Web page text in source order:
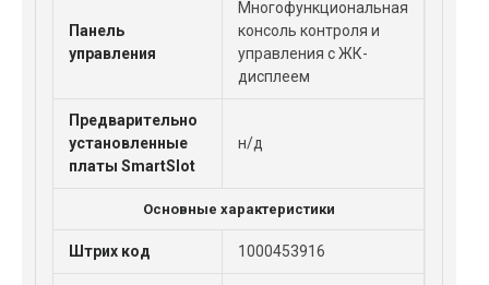
Панель
управления
Многофункциональная
консоль контроля и
управления с ЖК-
дисплеем
Предварительно
установленные
платы SmartSlot
н/д
Основные характеристики
Штрих код 1000453916